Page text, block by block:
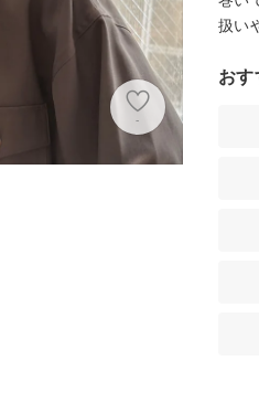
-
扱い
おす